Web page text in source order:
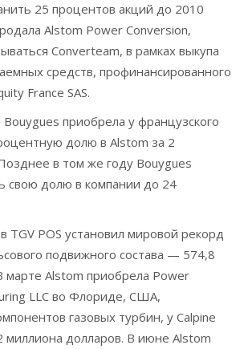
25 процентов акций до 2010
Alstom Power Conversion,
Converteam, в рамках выкупа
средств, профинансированного
France SAS.
приобрела у французского
долю в Alstom за 2
в том же году Bouygues
свою долю в компании до 24
TGV POS установил мировой рекорд
подвижного состава — 574,8
марте Alstom приобрела Power
LLC во Флориде, США,
газовых турбин, у Calpine
миллиона долларов. В июне Alstom